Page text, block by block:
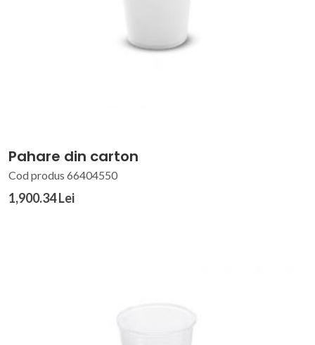
Pahare din carton
Cod produs 66404550
1,900.34 Lei